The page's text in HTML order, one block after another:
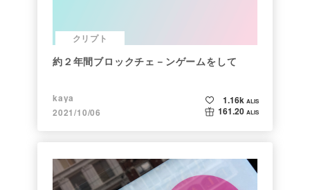
クリプト
約２年間ブロックチェ－ンゲームをして
kaya
2021/10/06
1.16k ALIS
161.20 ALIS